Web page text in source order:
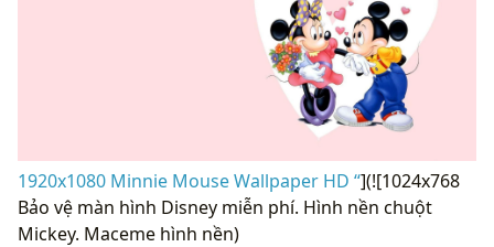
1920x1080 Minnie Mouse Wallpaper HD “](![1024x768
Bảo vệ màn hình Disney miễn phí. Hình nền chuột
Mickey. Maceme hình nền)